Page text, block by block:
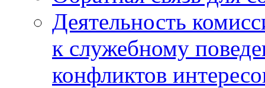
Деятельность
к служебному
конфликтов